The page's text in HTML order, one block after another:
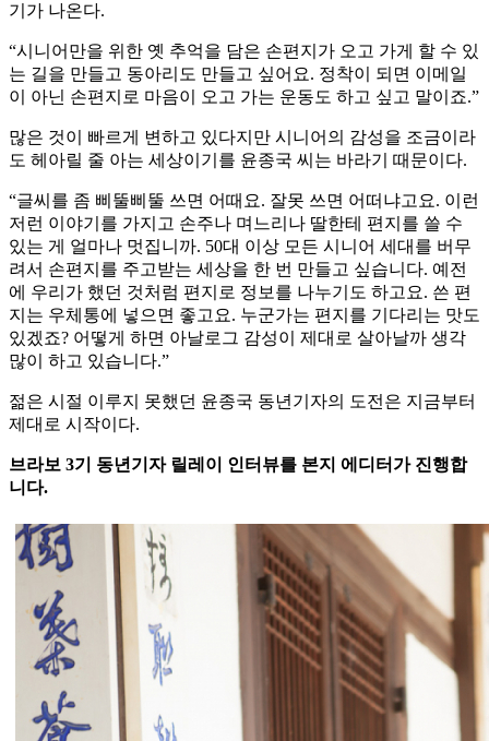
기가 나온다.
“시니어만을 위한 옛 추억을 담은 손편지가 오고 가게 할 수 있
는 길을 만들고 동아리도 만들고 싶어요. 정착이 되면 이메일
이 아닌 손편지로 마음이 오고 가는 운동도 하고 싶고 말이죠.”
많은 것이 빠르게 변하고 있다지만 시니어의 감성을 조금이라
도 헤아릴 줄 아는 세상이기를 윤종국 씨는 바라기 때문이다.
“글씨를 좀 삐뚤삐뚤 쓰면 어때요. 잘못 쓰면 어떠냐고요. 이런
저런 이야기를 가지고 손주나 며느리나 딸한테 편지를 쓸 수
있는 게 얼마나 멋집니까. 50대 이상 모든 시니어 세대를 버무
려서 손편지를 주고받는 세상을 한 번 만들고 싶습니다. 예전
에 우리가 했던 것처럼 편지로 정보를 나누기도 하고요. 쓴 편
지는 우체통에 넣으면 좋고요. 누군가는 편지를 기다리는 맛도
있겠죠? 어떻게 하면 아날로그 감성이 제대로 살아날까 생각
많이 하고 있습니다.”
젊은 시절 이루지 못했던 윤종국 동년기자의 도전은 지금부터
제대로 시작이다.
브라보 3기 동년기자 릴레이 인터뷰를 본지 에디터가 진행합
니다.